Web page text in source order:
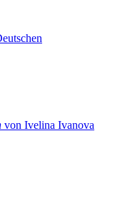
von Ivelina Ivanova